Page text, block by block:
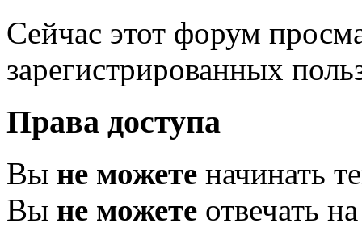
Сейчас этот форум
зарегистрированных
Права доступа
Вы не можете начинать
Вы не можете отвечать